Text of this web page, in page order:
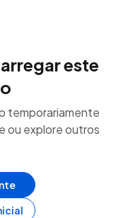
este
temporariamente
ou explore outros